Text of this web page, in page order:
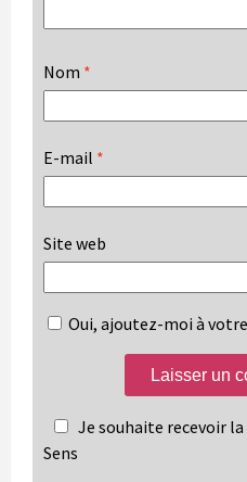
Nom *
E-mail *
Site web
Oui, ajoutez-moi à
Je souhaite recevoir
Sens